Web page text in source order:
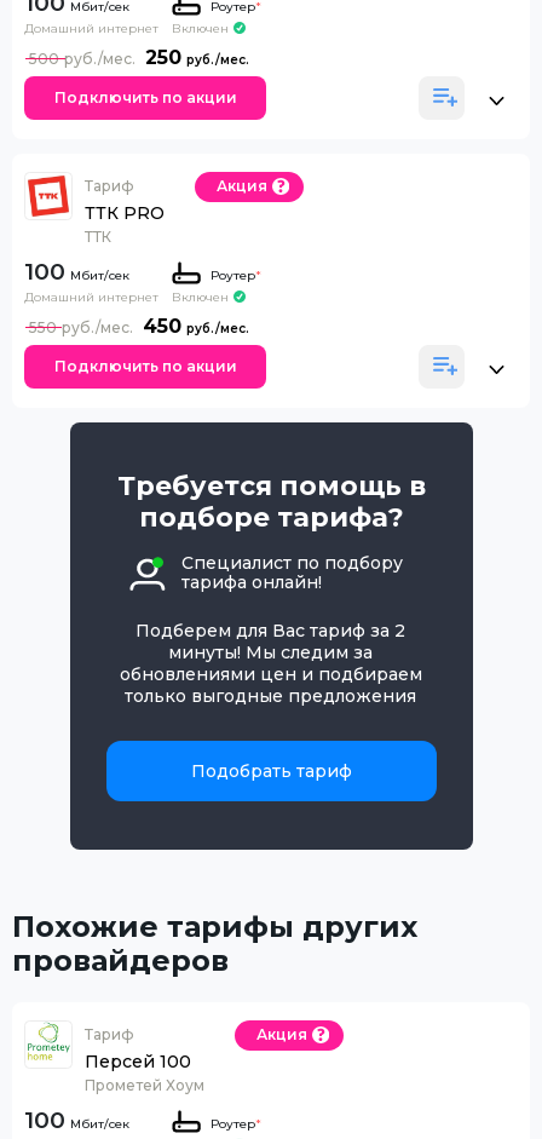
Домашний интернет
Роутер*
Включен
250
500
Подключить по акции
Тариф
ТТК PRO
ТТК
Акция
100
Домашний интернет
Роутер*
Включен
450
550
Подключить по акции
Требуется помощь в
подборе тарифа?
Специалист по подбору
тарифа онлайн!
Подберем для Вас тариф за 2
минуты! Мы следим за
обновлениями цен и подбираем
только выгодные предложения
Подобрать тариф
Похожие тарифы других
провайдеров
Тариф
Персей 100
Прометей Хоум
Акция
100 Роутер*